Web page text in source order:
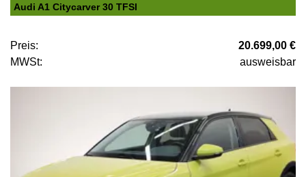
Audi A1 Citycarver 30 TFSI
Preis:
20.699,00 €
MWSt:
ausweisbar